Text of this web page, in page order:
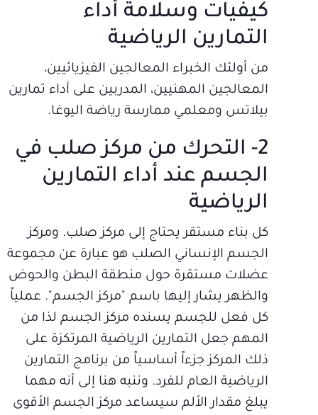
كيفيات وسلامة أداء
التمارين الرياضية
من أولئك الخبراء المعالجين الفيزيائيين،
المعالجين المهنيين، المدربين على أداء تمارين
بيلاتس ومعلمي ممارسة رياضة اليوغا.
2- التحرك من مركز صلب في
الجسم عند أداء التمارين
الرياضية
كل بناء مستقر يحتاج إلى مركز صلب. ومركز
الجسم الإنساني الصلب هو عبارة عن مجموعة
عضلات مستقرة حول منطقة البطن والحوض
والظهر يشار إليها باسم "مركز الجسم". عملياً
كل فعل للجسم يسنده مركز الجسم لذا من
المهم جعل التمارين الرياضية المرتكزة على
ذلك المركز جزءاً أساسياً من برنامج التمارين
الرياضية العام للفرد. وننبه هنا إلى أنه مهما
يبلغ مقدار الألم سيساعد مركز الجسم الأقوى